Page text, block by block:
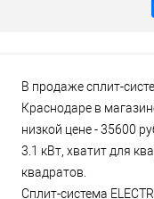
В продаже сплит-
Краснодаре в
низкой цене - 35600
3.1 кВт, хватит для
квадратов.
Сплит-система